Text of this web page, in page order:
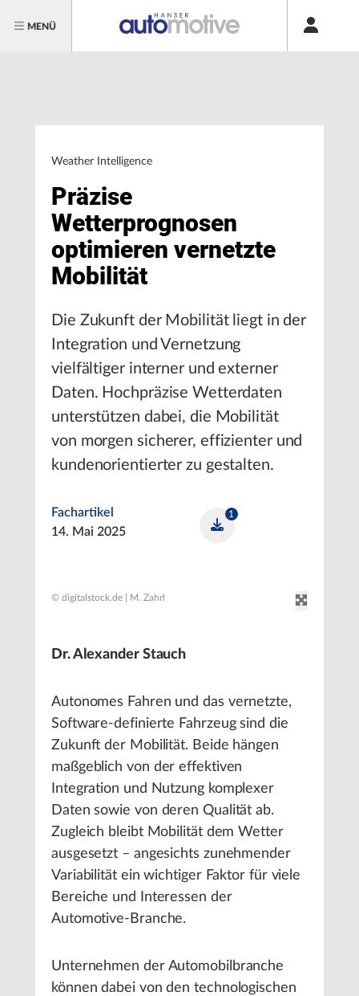
MENÜ
Weather Intelligence
Präzise
Wetterprognosen
optimieren vernetzte
Mobilität
Die Zukunft der Mobilität liegt in der
Integration und Vernetzung
vielfältiger interner und externer
Daten. Hochpräzise Wetterdaten
unterstützen dabei, die Mobilität
von morgen sicherer, effizienter und
kundenorientierter zu gestalten.
Fachartikel
14. Mai 2025
1
© digitalstock.de | M. Zahrl
Dr. Alexander Stauch
Autonomes Fahren und das vernetzte,
Software-definierte Fahrzeug sind die
Zukunft der Mobilität. Beide hängen
maßgeblich von der effektiven
Integration und Nutzung komplexer
Daten sowie von deren Qualität ab.
Zugleich bleibt Mobilität dem Wetter
ausgesetzt – angesichts zunehmender
Variabilität ein wichtiger Faktor für viele
Bereiche und Interessen der
Automotive-Branche.
Unternehmen der Automobilbranche
können dabei von den technologischen